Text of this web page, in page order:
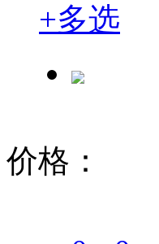
+多选
价格：